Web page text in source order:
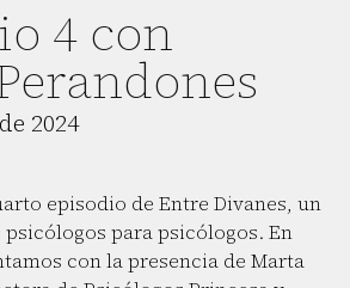
4 con
2024
episodio de Entre Divanes, un
para psicólogos. En
con la presencia de Marta